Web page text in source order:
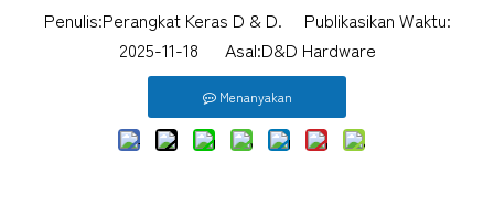
Penulis:Perangkat Keras D & D. Publikasikan Waktu:
2025-11-18 Asal:D&D Hardware
Menanyakan